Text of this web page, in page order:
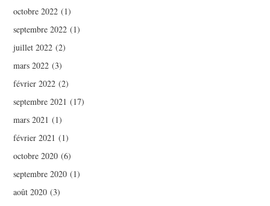
octobre 2022 (1)
septembre 2022 (1)
juillet 2022 (2)
mars 2022 (3)
février 2022 (2)
septembre 2021 (17)
mars 2021 (1)
février 2021 (1)
octobre 2020 (6)
septembre 2020 (1)
août 2020 (3)